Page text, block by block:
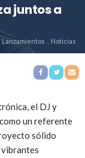
juntos a
Lanzamientos Noticias
el DJ y
un referente
sólido
vibrantes